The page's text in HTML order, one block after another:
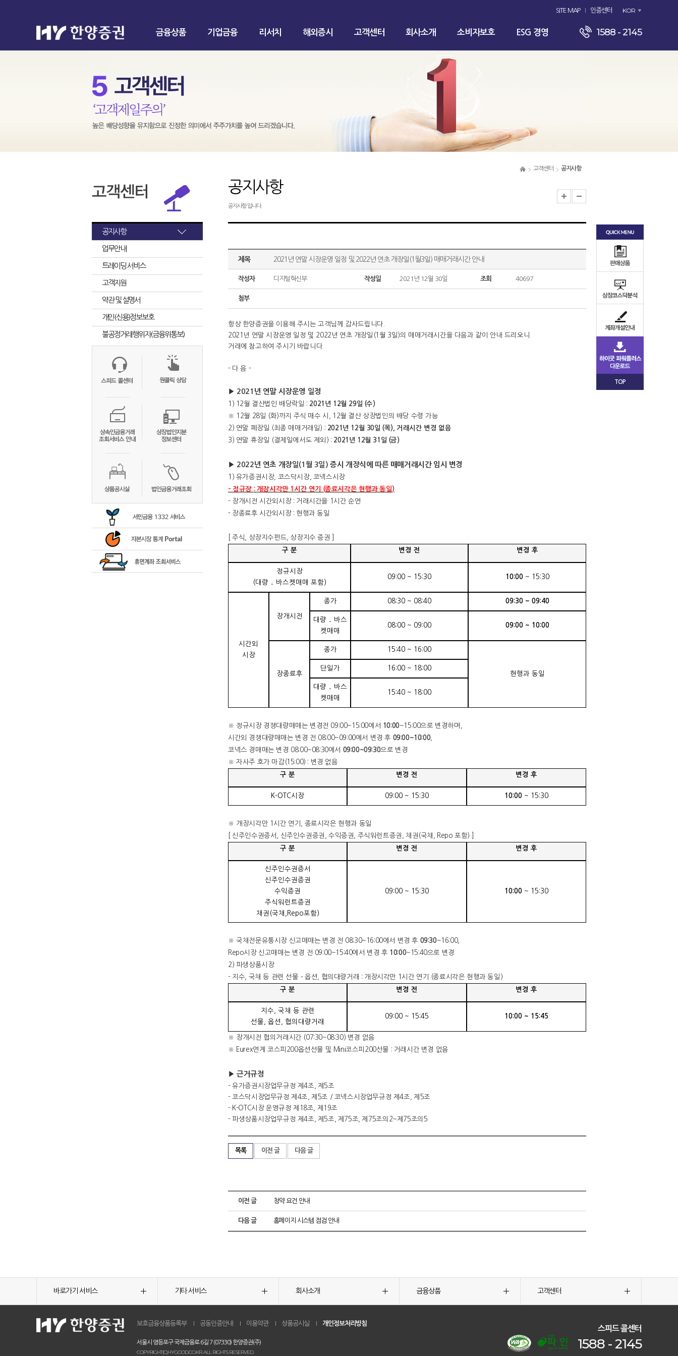
SITE MAP 인증센터 KOR
금융상품 기업금융 리서치 해외증시 고객센터 회사소개 소비자보호 ESG 경영 1588 - 2145
고객센터 공지사항
공지사항
업무안내
트레이딩 서비스
고객지원
약관 및 설명서
개인(신용)정보보호
불공정거래행위자(금융위통보)
공지사항
공지사항 입니다.
제목 2021년 연말 시장운영 일정 및 2022년 연초 개장일(1월3일) 매매거래시간 안내
작성자 디지털혁신부 작성일 2021년 12월 30일 조회 40697
첨부
항상 한양증권을 이용해 주시는 고객님께 감사드립니다
2021 년 연말 시장운영 일정 및 2022 년 연초 개장일 (1 월 3일 )의 매매거래시간을 다음과 같이 안내 드리오니
거래에 참고하여 주시기 바랍니다
- 다 음 -
▶ 2021 년 연말 시장운영 일정
1) 12월 결산법인 배당락일 : 2021 년 12월 29일 (수)
※ 12월 28일 (화)까지 주식 매수 시 , 12월 결산 상장법인의 배당 수령 가능
2) 연말 폐장일 (최종 매매거래일 ) : 2021 년 12월 30일(목),거래시간 변경 없음
3) 연말 휴장일 (결제일에서도 제외 ) : 2021 년 12월 31 일 (금)
▶ 2022년 연초 개장일(1 월 3일 )증시 개장식에 따른 매매거래시간 임시 변경
1) 유가증권시장, 코스닥시장, 코넥스시장
-정규장 : 개장시각만 1 시간 연기 (종료시각은 현행과 동일)
- 장개시전 시간외시장 : 거래시간을 1 시간 순연
- 장종료후 시간외시장 : 현행과 동일
[주식 상장지수펀드 상장지수 증권
구 분
변경 전 변경 후
정규시장
(대량 ․ 바스켓매매 포함)
09:00 ~ 15:30 10:00 ~ 15:30
시간외
시장
장개시전
종가 08:30 ~ 08:40 09:30 ~ 09:40
대량 ․ 바스
켓매매
08:00 ~ 09:00 09:00 ~ 10:00
장종료후
종가 15:40 ~ 16:00
현행과 동일
단일가 16:00 ~ 18:00
대량 ․ 바스
켓매매
15:40 ~ 18:00
※ 정규시장 경쟁대량매매는 변경전 09:00~15:00에서 10:00~15:00으로 변경하며
시간외 경쟁대량매매는 변경 전 08:00~09:00에서 변경 후 09:00~10:00,
코넥스 경매매는 변경 08:00~08:30에서 09:00~09:30으로 변경
※자사주 호가 마감(15:00) : 변경 없음
구 분
변경 전 변경 후
K-OTC 시장 09:00 ~ 15:30 10:00 ~ 15:30
※ 개장시각만 1 시간 연기
종료시각은 현행과 동일
신주인수권증서 신주인수권증권 ,수익증권 주식워런트증권 채권 (국채 , Repo포함) ]
구 분
변경 전 변경 후
신주인수권증서
신주인수권증권
수익증권
주식워런트증권
채권 (국채 ,Repo포함)
09:00 ~ 15:30 10:00 ~ 15:30
※국채전문유통시장 신고매매는 변경 전 08:30~16:00에서 변경 후 09:30~16:00,
Repo시장 신고매매는 변경 전 09:00~15:40에서 변경 후 10:00~15:40으로 변경
2) 파생상품시장
- 지수 국채 등 관련 선물 ・옵션 협의대량거래 : 개장시각만 1 시간 연기 (종료시각은 현행과 동일 )
구 분
변경 전 변경 후
지수
국채 등 관련
선물
옵션 협의대량거래
09:00 ~ 15:45 10:00 ~ 15:45
※ 장개시전 협의거래시간 (07:30~08:30) 변경 없음
※ Eurex연계 코스피 200옵션선물 및 Mini코스피 200선물 : 거래시간 변경 없음
▶근거규정
-유가증권시장업무규정 제4조 제 5조
-코스닥시장업무규정 제 4조 ,제 5조 / 코넥스시장업무규정 제4조 제 5조
- K-OTC 시장 운영규정 제 18조 제 19조
- 파생상품시장업무규정 제4조 제 5조 제 75조 ,제 75조의 2~제 75조의 5
목록 이전 글 다음 글
이전 글 청약 요건 안내
다음 글 홈페이지 시스템 점검 안내
TOP
바로가기 서비스 기타 서비스 회사소개 금융상품 고객센터
보호금융상품등록부 공동인증안내 이용약관 상품공시실 개인정보처리방침
서울시 영등포구 국제금융로 6길 7 (07330) 한양증권(주)
COPYRIGHT(C)HYGOOD.CO.KR. ALL RIGHTS RESERVED.
스피드 콜센터
1588 - 2145